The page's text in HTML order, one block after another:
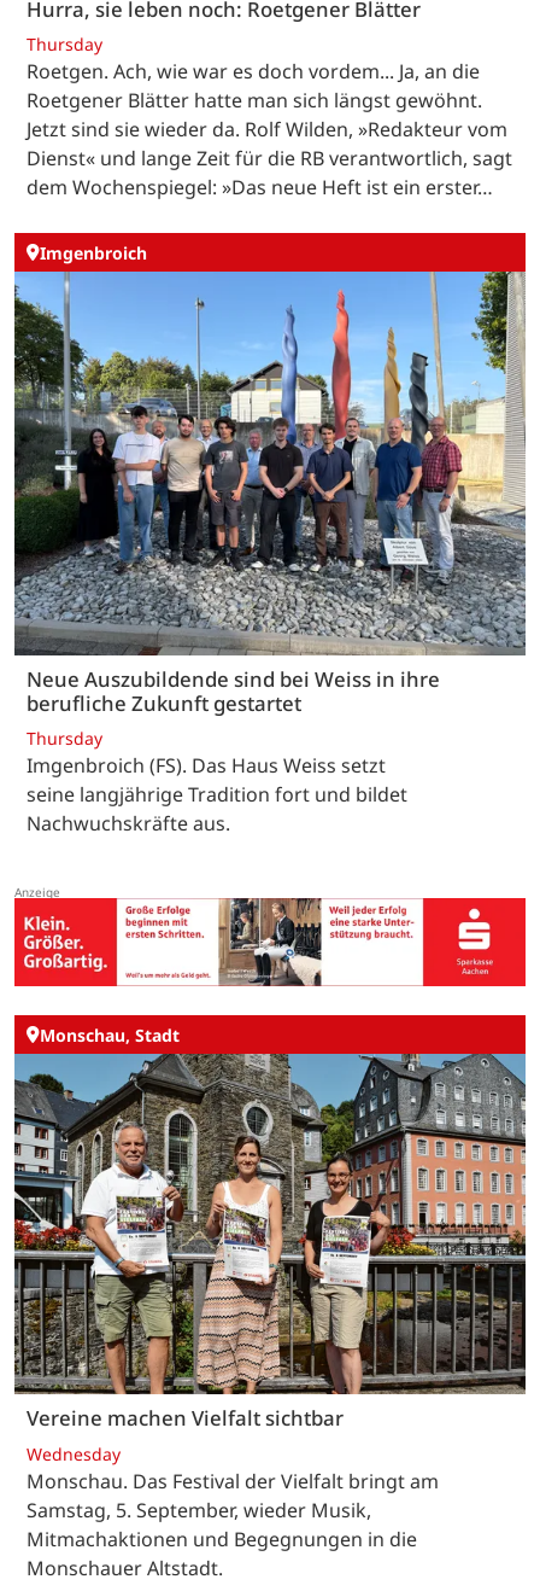
Hurra, sie leben noch: Roetgener Blätter
Thursday
Roetgen. Ach, wie war es doch vordem... Ja, an die
Roetgener Blätter hatte man sich längst gewöhnt.
Jetzt sind sie wieder da. Rolf Wilden, »Redakteur vom
Dienst« und lange Zeit für die RB verantwortlich, sagt
dem Wochenspiegel: »Das neue Heft ist ein erster…
Imgenbroich
Neue Auszubildende sind bei Weiss in ihre
berufliche Zukunft gestartet
Thursday
Imgenbroich (FS). Das Haus Weiss setzt
seine langjährige Tradition fort und bildet
Nachwuchskräfte aus.
Monschau, Stadt
Vereine machen Vielfalt sichtbar
Wednesday
Monschau. Das Festival der Vielfalt bringt am
Samstag, 5. September, wieder Musik,
Mitmachaktionen und Begegnungen in die
Monschauer Altstadt.